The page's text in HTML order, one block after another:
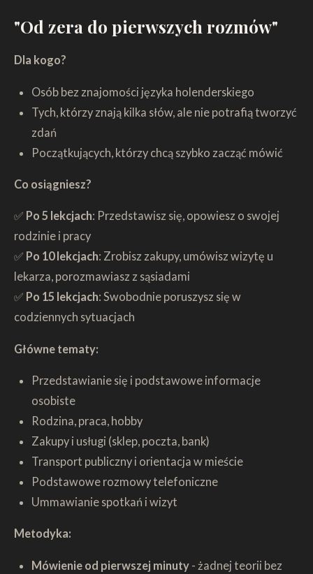
"Od zera do pierwszych rozmów"
Dla kogo?
Osób bez znajomości języka holenderskiego
Tych, którzy znają kilka słów, ale nie potrafią tworzyć
zdań
Początkujących, którzy chcą szybko zacząć mówić
Co osiągniesz?
✅ Po 5 lekcjach: Przedstawisz się, opowiesz o swojej
rodzinie i pracy
✅ Po 10 lekcjach: Zrobisz zakupy, umówisz wizytę u
lekarza, porozmawiasz z sąsiadami
✅ Po 15 lekcjach: Swobodnie poruszysz się w
codziennych sytuacjach
Główne tematy:
Przedstawianie się i podstawowe informacje
osobiste
Rodzina, praca, hobby
Zakupy i usługi (sklep, poczta, bank)
Transport publiczny i orientacja w mieście
Podstawowe rozmowy telefoniczne
Ummawianie spotkań i wizyt
Metodyka:
Mówienie od pierwszej minuty- żadnej teorii bez